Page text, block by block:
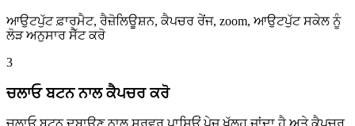
ਆਉਟਪੁੱਟ ਫ਼ਾਰਮੈਟ, ਰੈਜ਼ੋਲਿਊਸ਼ਨ, ਕੈਪਚਰ ਰੇਂਜ, zoom, ਆਉਟਪੁੱਟ ਸਕੇਲ ਨੂੰ
ਲੋੜ ਅਨੁਸਾਰ ਸੈੱਟ ਕਰੋ
3
ਚਲਾਓ ਬਟਨ ਨਾਲ ਕੈਪਚਰ ਕਰੋ